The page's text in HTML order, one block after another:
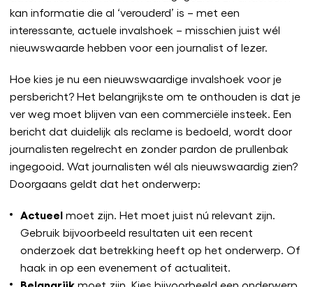
kan informatie die al ‘verouderd’ is – met een
interessante, actuele invalshoek – misschien juist wél
nieuwswaarde hebben voor een journalist of lezer.
Hoe kies je nu een nieuwswaardige invalshoek voor je
persbericht? Het belangrijkste om te onthouden is dat je
ver weg moet blijven van een commerciële insteek. Een
bericht dat duidelijk als reclame is bedoeld, wordt door
journalisten regelrecht en zonder pardon de prullenbak
ingegooid. Wat journalisten wél als nieuwswaardig zien?
Doorgaans geldt dat het onderwerp:
Actueel moet zijn. Het moet juist nú relevant zijn.
Gebruik bijvoorbeeld resultaten uit een recent
onderzoek dat betrekking heeft op het onderwerp. Of
haak in op een evenement of actualiteit.
Belangrijk